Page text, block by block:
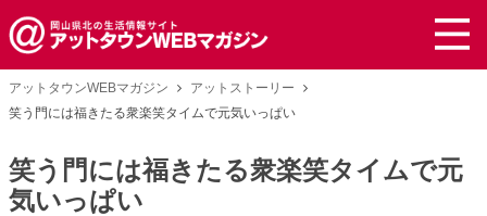
アットタウンWEBマガジン
アットストーリー
笑う門には福きたる衆楽笑タイムで元気いっぱい
笑う門には福きたる衆楽笑タイムで元
気いっぱい